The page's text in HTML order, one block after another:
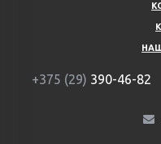
+375 (29) 390-46-82